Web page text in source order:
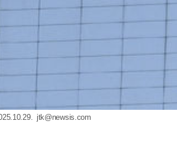
jtk@newsis.com